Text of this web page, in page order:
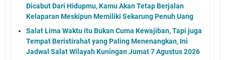
Dicabut Dari Hidupmu, Kamu Akan Tetap Berjalan
Kelaparan Meskipun Memiliki Sekarung Penuh Uang
Salat Lima Waktu itu Bukan Cuma Kewajiban, Tapi juga
Tempat Beristirahat yang Paling Menenangkan, Ini
Jadwal Salat Wilayah Kuningan Jumat 7 Agustus 2026